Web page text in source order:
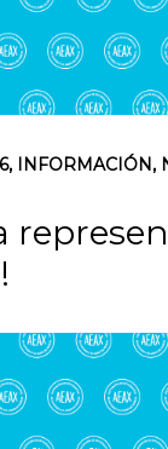
, INFORMACIÓN,